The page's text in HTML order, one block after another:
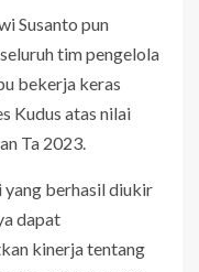
Susanto pun
tim pengelola
bekerja keras
Kudus atas nilai
Ta 2023.
yang berhasil diukir
dapat
kinerja tentang